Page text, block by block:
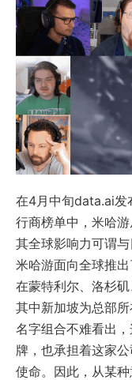
在4月中旬data.ai
行商榜单中，米哈
其全球影响力可谓
米哈游面向全球推
在蒙特利尔、洛杉
其中新加坡为总部
名字组合不难看出
牌，也承担着这家
使命。因此，从某